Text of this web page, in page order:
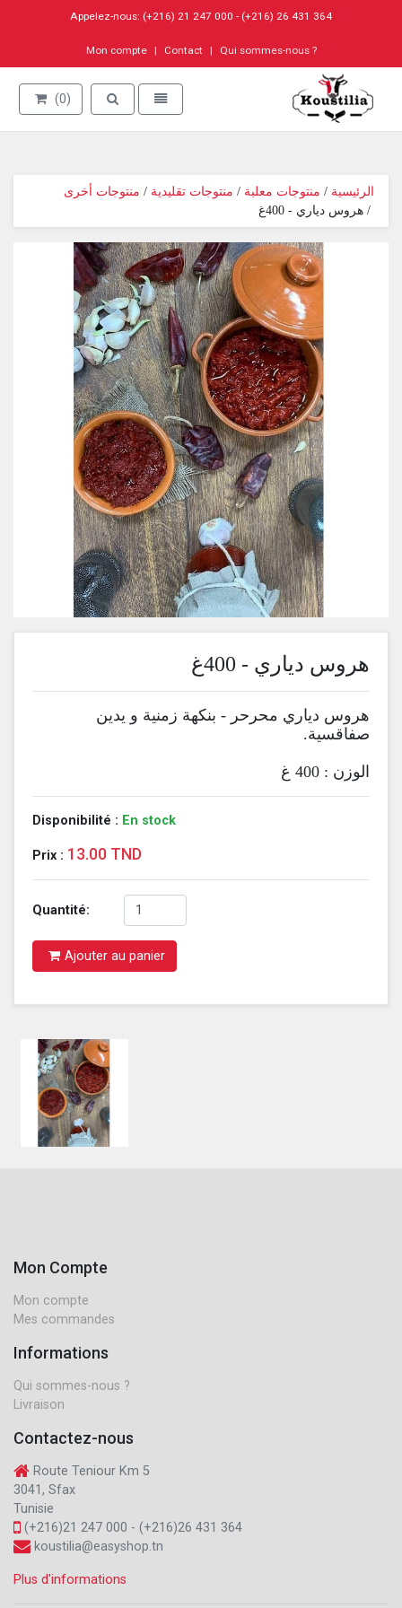
Appelez-nous: (+216) 21 247 000 - (+216) 26 431 364
Mon compte Contact Qui sommes-nous ?
Go to homepage
Toggle navigation
Toggle search
(0)
الرئيسية / منتوجات معلبة / منتوجات تقليدية / منتوجات أخرى
/ هروس دياري - 400غ
هروس دياري - 400غ
هروس دياري محرحر - بنكهة زمنية و يدين
صفاقسية.
الوزن : 400 غ
Disponibilité : En stock
Prix : 13.00 TND
Quantité:
Ajouter au panier
Mon Compte
Mon compte
Mes commandes
Informations
Qui sommes-nous ?
Livraison
Contactez-nous
Route Teniour Km 5
3041, Sfax
Tunisie
(+216)21 247 000 - (+216)26 431 364
koustilia@easyshop.tn
Plus d'informations